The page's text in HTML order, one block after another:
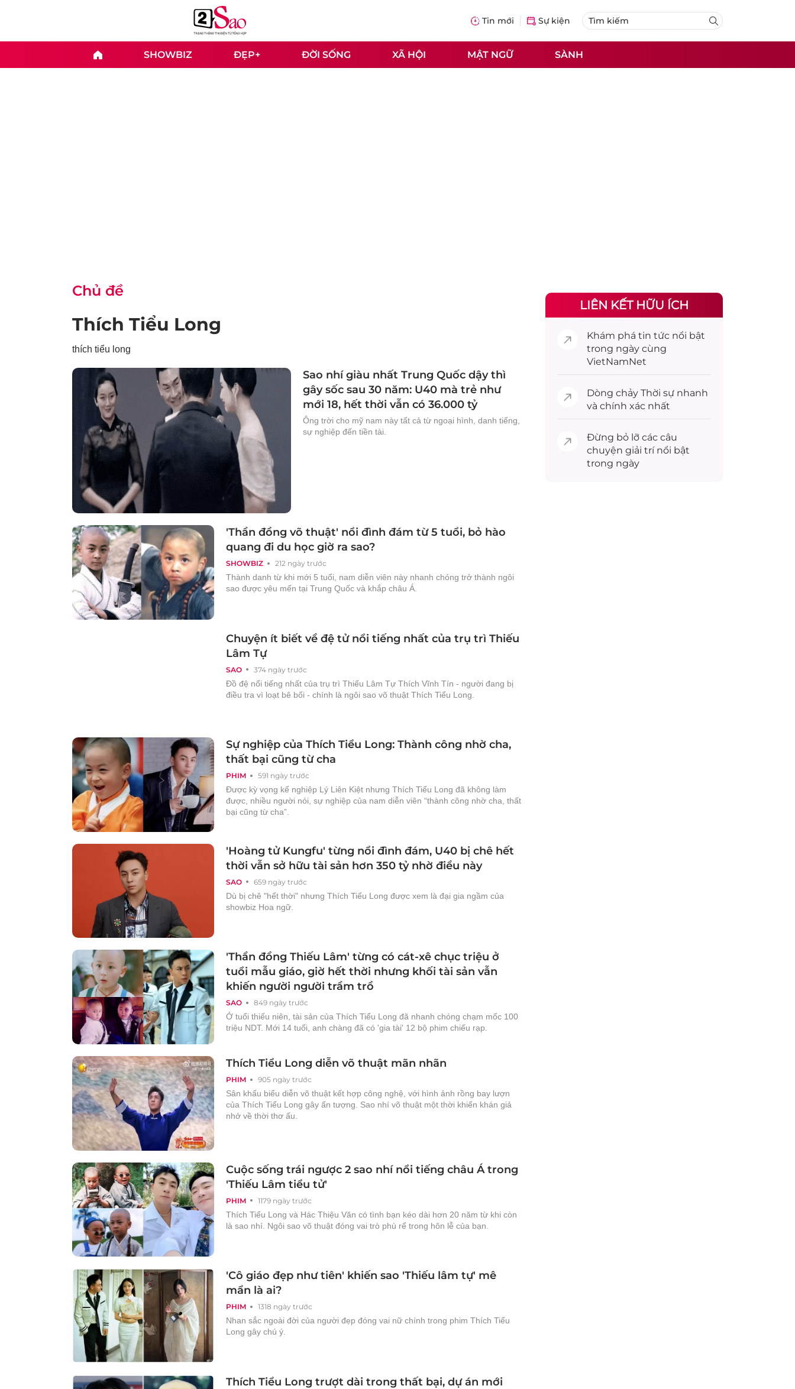
Tin mới Sự kiện
SHOWBIZ ĐẸP+ ĐỜI SỐNG XÃ HỘI MẬT NGỮ SÀNH
Chủ đề
Thích Tiểu Long
thích tiểu long
Sao nhí giàu nhất Trung Quốc dậy thì
gây sốc sau 30 năm: U40 mà trẻ như
mới 18, hết thời vẫn có 36.000 tỷ
Ông trời cho mỹ nam này tất cả từ ngoại hình, danh tiếng,
sự nghiệp đến tiền tài.
SHOWBIZ 212 ngày trước
'Thần đồng võ thuật' nổi đình đám từ 5 tuổi, bỏ hào
quang đi du học giờ ra sao?
Thành danh từ khi mới 5 tuổi, nam diễn viên này nhanh chóng trở thành ngôi
sao được yêu mến tại Trung Quốc và khắp châu Á.
SAO 374 ngày trước
Chuyện ít biết về đệ tử nổi tiếng nhất của trụ trì Thiếu
Lâm Tự
Đồ đệ nổi tiếng nhất của trụ trì Thiếu Lâm Tự Thích Vĩnh Tín - người đang bị
điều tra vì loạt bê bối - chính là ngôi sao võ thuật Thích Tiểu Long.
PHIM 591 ngày trước
Sự nghiệp của Thích Tiểu Long: Thành công nhờ cha,
thất bại cũng từ cha
Được kỳ vọng kế nghiệp Lý Liên Kiệt nhưng Thích Tiểu Long đã không làm
được, nhiều người nói, sự nghiệp của nam diễn viên “thành công nhờ cha, thất
bại cũng từ cha”.
SAO 659 ngày trước
'Hoàng tử Kungfu' từng nổi đình đám, U40 bị chê hết
thời vẫn sở hữu tài sản hơn 350 tỷ nhờ điều này
Dù bị chê "hết thời" nhưng Thích Tiểu Long được xem là đại gia ngầm của
showbiz Hoa ngữ.
SAO 849 ngày trước
'Thần đồng Thiếu Lâm' từng có cát-xê chục triệu ở
tuổi mẫu giáo, giờ hết thời nhưng khối tài sản vẫn
khiến người người trầm trồ
Ở tuổi thiếu niên, tài sản của Thích Tiểu Long đã nhanh chóng chạm mốc 100
triệu NDT. Mới 14 tuổi, anh chàng đã có 'gia tài' 12 bộ phim chiếu rạp.
PHIM 905 ngày trước
Thích Tiểu Long diễn võ thuật mãn nhãn
Sân khấu biểu diễn võ thuật kết hợp công nghệ, với hình ảnh rồng bay lượn
của Thích Tiểu Long gây ấn tượng. Sao nhí võ thuật một thời khiến khán giả
nhớ về thời thơ ấu.
PHIM 1179 ngày trước
Cuộc sống trái ngược 2 sao nhí nổi tiếng châu Á trong
'Thiếu Lâm tiểu tử'
Thích Tiểu Long và Hác Thiệu Văn có tình bạn kéo dài hơn 20 năm từ khi còn
là sao nhí. Ngôi sao võ thuật đóng vai trò phù rể trong hôn lễ của bạn.
PHIM 1318 ngày trước
'Cô giáo đẹp như tiên' khiến sao 'Thiếu lâm tự' mê
mẩn là ai?
Nhan sắc ngoài đời của người đẹp đóng vai nữ chính trong phim Thích Tiểu
Long gây chú ý.
Thích Tiểu Long trượt dài trong thất bại, dự án mới
LIÊN KẾT HỮU ÍCH
Khám phá tin tức nổi bật
trong ngày cùng
VietNamNet
Dòng chảy Thời sự nhanh
và chính xác nhất
Đừng bỏ lỡ các câu
chuyện giải trínổi bật
trong ngày